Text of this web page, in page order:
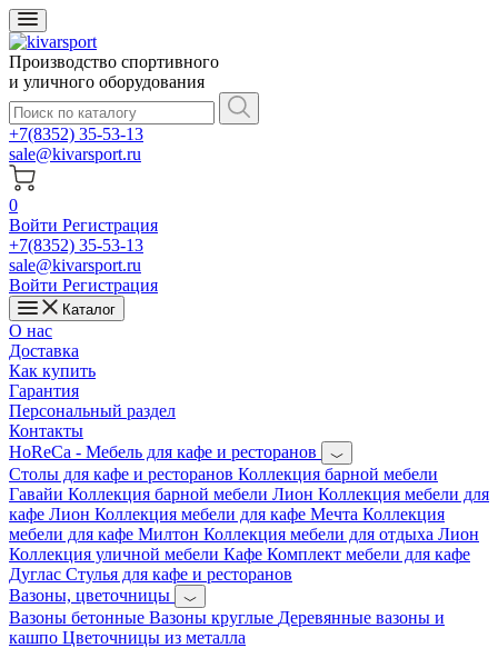
Производство спортивного
и уличного оборудования
+7(8352) 35-53-13
sale@kivarsport.ru
0
Войти Регистрация
+7(8352) 35-53-13
sale@kivarsport.ru
Войти Регистрация
Каталог
О нас
Доставка
Как купить
Гарантия
Персональный раздел
Контакты
HoReCa - Мебель для кафе и ресторанов
Cтолы для кафе и ресторанов Коллекция барной мебели
Гавайи Коллекция барной мебели Лион Коллекция мебели для
кафе Лион Коллекция мебели для кафе Мечта Коллекция
мебели для кафе Милтон Коллекция мебели для отдыха Лион
Коллекция уличной мебели Кафе Комплект мебели для кафе
Дуглас Стулья для кафе и ресторанов
Вазоны, цветочницы
Вазоны бетонные Вазоны круглые Деревянные вазоны и
кашпо Цветочницы из металла